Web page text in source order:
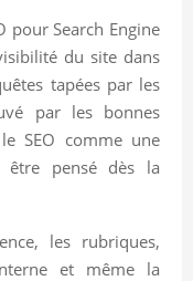
pour Search Engine
du site dans
tapées par les
par les bonnes
SEO comme une
pensé dès la
les rubriques,
et même la